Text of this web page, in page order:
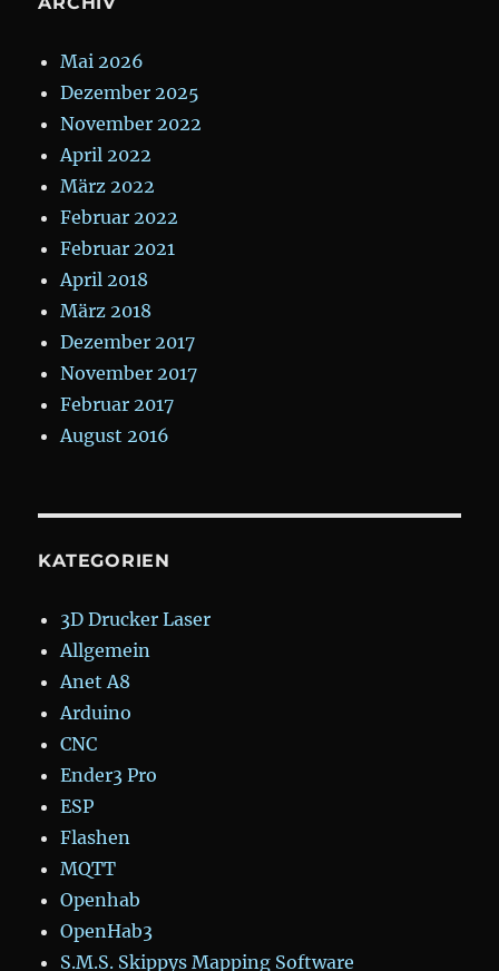
Mai 2026
Dezember 2025
November 2022
April 2022
März 2022
Februar 2022
Februar 2021
April 2018
März 2018
Dezember 2017
November 2017
Februar 2017
August 2016
KATEGORIEN
3D Drucker Laser
Allgemein
Anet A8
Arduino
CNC
Ender3 Pro
ESP
Flashen
MQTT
Openhab
OpenHab3
S.M.S. Skippys Mapping Software